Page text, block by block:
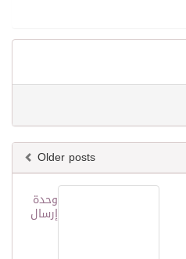
Older posts
وحدة
إرسال